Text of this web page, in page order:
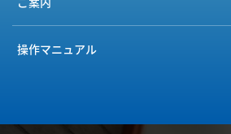
操作マニュアル